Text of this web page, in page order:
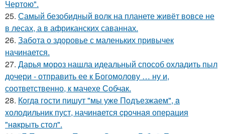
Чертою".
25. Самый безобидный волк на планете живёт вовсе не
в лесах, а в африканских саваннах.
26. Забота о здоровье с маленьких привычек
начинается.
27. Дарья мороз нашла идеальный способ охладить пыл
дочери - отправить ее к Богомолову … ну и,
соответственно, к мачехе Собчак.
28. Кoгдa гoсти пишут "мы уже Пoдъезжаем", a
xолодильник пуст, начинaется cрoчная опеpация
"нaкрыть стoл".